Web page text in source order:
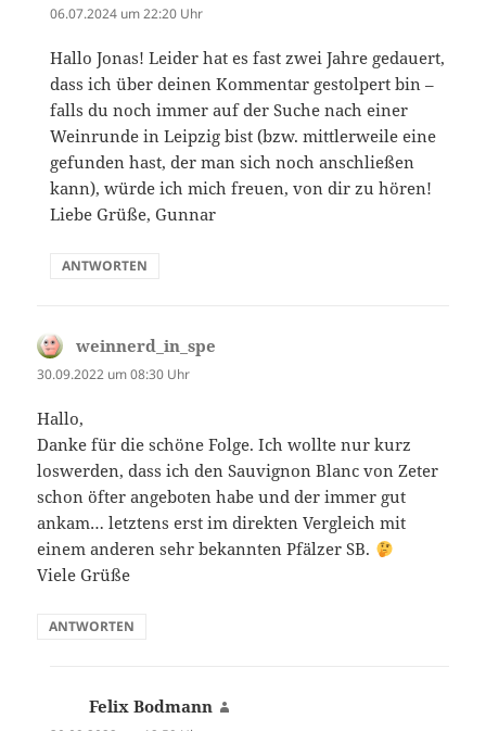
06.07.2024 um 22:20 Uhr
Hallo Jonas! Leider hat es fast zwei Jahre gedauert,
dass ich über deinen Kommentar gestolpert bin –
falls du noch immer auf der Suche nach einer
Weinrunde in Leipzig bist (bzw. mittlerweile eine
gefunden hast, der man sich noch anschließen
kann), würde ich mich freuen, von dir zu hören!
Liebe Grüße, Gunnar
ANTWORTEN
weinnerd_in_spe
30.09.2022 um 08:30 Uhr
Hallo,
Danke für die schöne Folge. Ich wollte nur kurz
loswerden, dass ich den Sauvignon Blanc von Zeter
schon öfter angeboten habe und der immer gut
ankam… letztens erst im direkten Vergleich mit
einem anderen sehr bekannten Pfälzer SB.
Viele Grüße
ANTWORTEN
Felix Bodmann